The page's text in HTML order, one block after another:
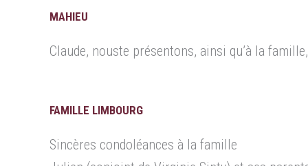
MAHIEU
Claude, nouste présentons, ainsi qu’à la
FAMILLE LIMBOURG
Sincères condoléances à la famille